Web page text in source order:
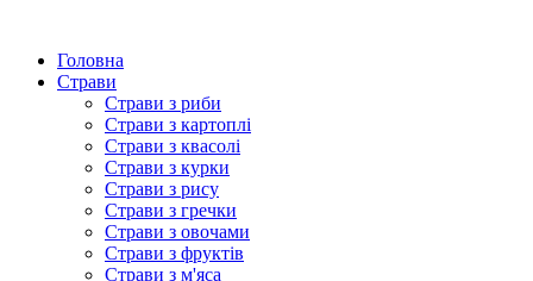
Головна
Страви
Страви з риби
Страви з картоплі
Страви з квасолі
Страви з курки
Страви з рису
Страви з гречки
Страви з овочами
Страви з фруктів
Страви з м'яса